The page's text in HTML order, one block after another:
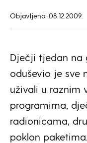
Objavljeno: 08.12.2009.
Dječji tjedan na
oduševio je sve
uživali u raznim
programima,
radionicama,
poklon paketima.